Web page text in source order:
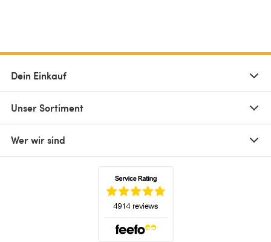
Dein Einkauf
Unser Sortiment
Wer wir sind